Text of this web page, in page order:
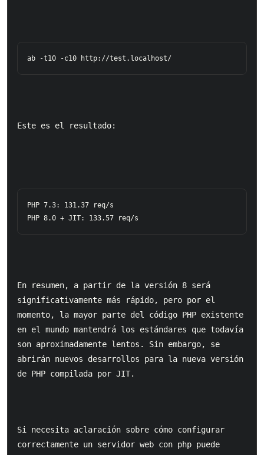
Este es el resultado:
PHP 7.3: 131.37 req/s
En resumen, a partir de la versión 8 será
significativamente más rápido, pero por el
momento, la mayor parte del código PHP existente
en el mundo mantendrá los estándares que todavía
son aproximadamente lentos. Sin embargo, se
abrirán nuevos desarrollos para la nueva versión
de PHP compilada por JIT.
Si necesita aclaración sobre cómo configurar
correctamente un servidor web con php puede